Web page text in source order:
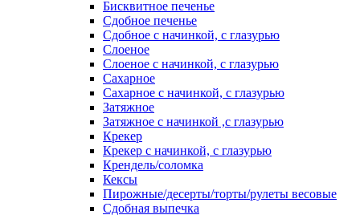
Бисквитное печенье
Сдобное печенье
Сдобное с начинкой, с глазурью
Слоеное
Слоеное с начинкой, с глазурью
Сахарное
Сахарное с начинкой, с глазурью
Затяжное
Затяжное с начинкой ,с глазурью
Крекер
Крекер с начинкой, с глазурью
Крендель/соломка
Кексы
Пирожные/десерты/торты/рулеты весовые
Сдобная выпечка